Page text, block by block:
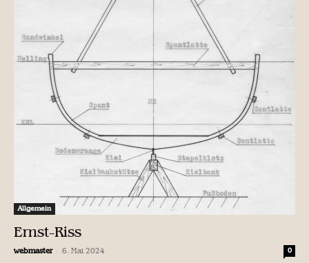
Allgemein
Ernst-Riss
webmaster 6. Mai 2024 0